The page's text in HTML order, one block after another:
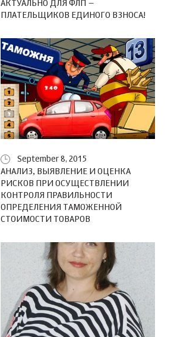
АКТУАЛЬНО ДЛЯ ФЛП –
ПЛАТЕЛЬЩИКОВ ЕДИНОГО ВЗНОСА!
September 8, 2015
АНАЛИЗ, ВЫЯВЛЕНИЕ И ОЦЕНКА
РИСКОВ ПРИ ОСУЩЕСТВЛЕНИИ
КОНТРОЛЯ ПРАВИЛЬНОСТИ
ОПРЕДЕЛЕНИЯ ТАМОЖЕННОЙ
СТОИМОСТИ ТОВАРОВ